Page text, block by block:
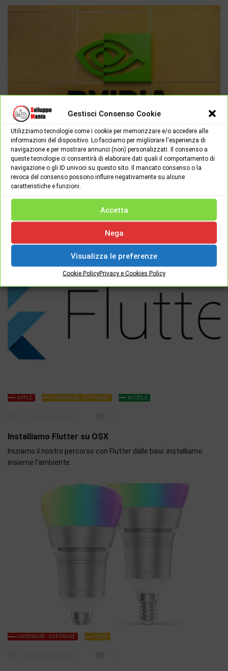
Gestisci Consenso Cookie
Utilizziamo tecnologie come i cookie per memorizzare e/o accedere alle
informazioni del dispositivo. Lo facciamo per migliorare l'esperienza di
navigazione e per mostrare annunci (non) personalizzati. Il consenso a
queste tecnologie ci consentirà di elaborare dati quali il comportamento di
navigazione o gli ID univoci su questo sito. Il mancato consenso o la
revoca del consenso possono influire negativamente su alcune
caratteristiche e funzioni.
Accetta
Nega
Visualizza le preferenze
Cookie PolicyPrivacy e Cookies Policy
HARDWARE - SOFTWARE NEWS
27 febbraio 2019 0
La Nuova Nvidia GeForce GTX 1660 Ti
Credete che i prezzi delle nuove schede grafiche di Nvidia siano
così alti da indurre un lieve attacco di vertigini?…
APPLE HARDWARE - SOFTWARE MOBILE
Installiamo Flutter su OSX
Iniziamo il nostro percorso con Flutter dalle basi: installiamo
insieme l’ambiente.
HARDWARE - SOFTWARE NEWS